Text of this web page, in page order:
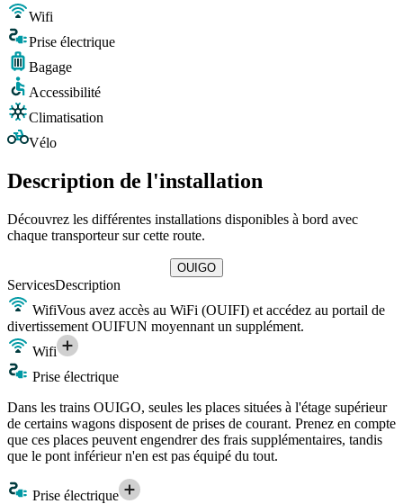
Wifi
Prise électrique
Bagage
Accessibilité
Climatisation
Vélo
Description de l'installation
Découvrez les différentes installations disponibles à bord avec
chaque transporteur sur cette route.
OUIGO
ServicesDescription
WifiVous avez accès au WiFi (OUIFI) et accédez au portail de
divertissement OUIFUN moyennant un supplément.
Wifi
Prise électrique
Dans les trains OUIGO, seules les places situées à l'étage supérieur
de certains wagons disposent de prises de courant. Prenez en compte
que ces places peuvent engendrer des frais supplémentaires, tandis
que le pont inférieur n'en est pas équipé du tout.
Prise électrique